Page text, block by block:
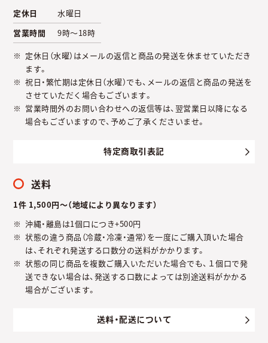
定休日
水曜日
営業時間
9時～18時
定休日（水曜）はメールの返信と商品の発送を休ませていただき
ます。
祝日・繁忙期は定休日（水曜）でも、メールの返信と商品の発送を
させていただく場合もございます。
営業時間外のお問い合わせへの返信等は、翌営業日以降になる
場合もございますので、予めご了承くださいませ。
特定商取引表記
送料
1件 1,500円～（地域により異なります）
沖縄・離島は1個口につき+500円
状態の違う商品（冷蔵・冷凍・通常）を一度にご購入頂いた場合
は、それぞれ発送する口数分の送料がかかります。
状態の同じ商品を複数ご購入いただいた場合でも、１個口で発
送できない場合は、発送する口数によっては別途送料がかかる
場合がございます。
送料・配送について